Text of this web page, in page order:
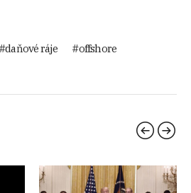
daňové ráje
offshore